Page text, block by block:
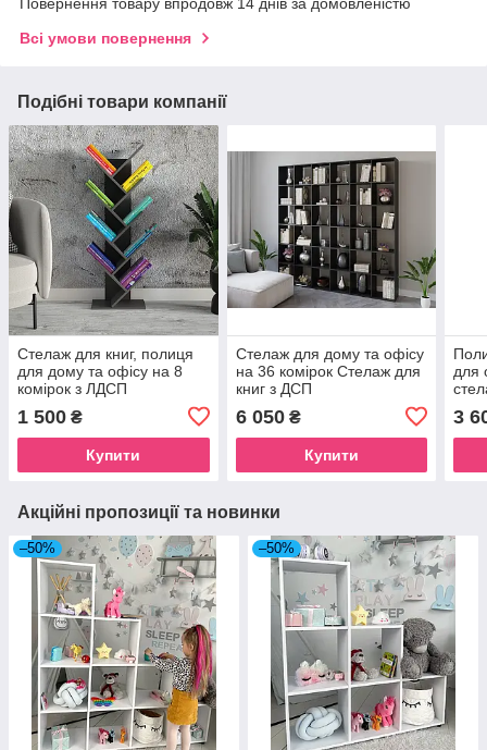
Всі умови повернення
Подібні товари компанії
Стелаж для книг, полиця
для дому та офісу на 8
комірок з ЛДСП
1 500 ₴
Купити
Стелаж для дому та офісу
на 36 комірок Стелаж для
книг з ДСП
6 050₴
Купити
для
3
Акційні пропозиції та новинки
–50% –50%